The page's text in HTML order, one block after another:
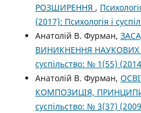
РОЗШИРЕННЯ ,
(2017): Психологія і
Анатолій В. Фурман,
ВИНИКНЕННЯ
суспільство: № 1(55)
Анатолій В. Фурман,
КОМПОЗИЦІЯ,
суспільство: № 3(37)